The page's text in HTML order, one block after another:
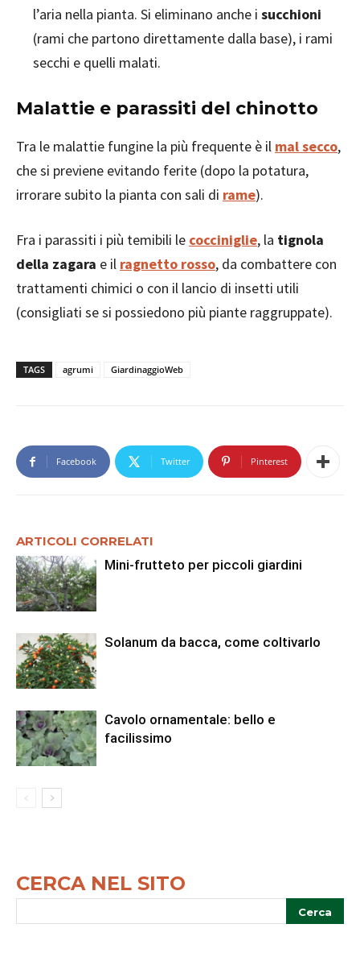
l’aria nella pianta. Si eliminano anche i succhioni
(rami che partono direttamente dalla base), i rami
secchi e quelli malati.
Malattie e parassiti del chinotto
Tra le malattie fungine la più frequente è il mal secco,
che si previene evitando ferite (dopo la potatura,
irrorare subito la pianta con sali di rame).
Fra i parassiti i più temibili le cocciniglie, la tignola
della zagara e il ragnetto rosso, da combattere con
trattamenti chimici o con il lancio di insetti utili
(consigliati se si possiedono più piante raggruppate).
TAGS agrumi GiardinaggioWeb
Facebook Twitter Pinterest
ARTICOLI CORRELATI
Mini-frutteto per piccoli giardini
Solanum da bacca, come coltivarlo
Cavolo ornamentale: bello e
facilissimo
CERCA NEL SITO